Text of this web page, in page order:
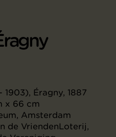
Éragny, 1887
x 66 cm
Amsterdam
de VriendenLoterij,